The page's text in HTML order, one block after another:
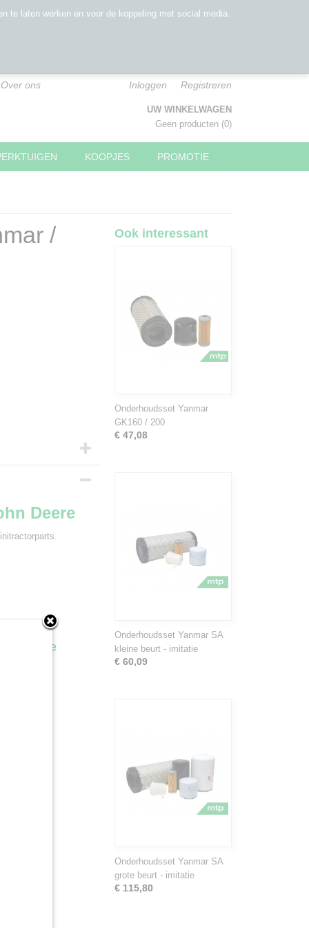
Over ons Inloggen Registreren
UW WINKELWAGEN
Geen producten (0)
KOOPJES PROMOTIE
/
Deere
voor de
Ook interessant
Onderhoudsset Yanmar
GK160 / 200
€ 47,08
Onderhoudsset Yanmar SA
kleine beurt - imitatie
€ 60,09
Onderhoudsset Yanmar SA
grote beurt - imitatie
€ 115,80
te laten werken en voor de koppeling met social media.